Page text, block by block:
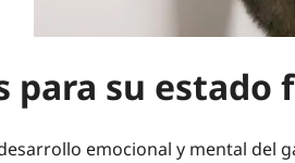
para su estado
emocional y mental del